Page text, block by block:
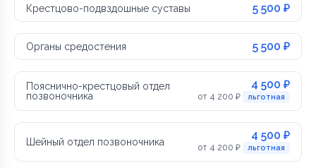
Крестцово-подвздошные суставы 5 500 ₽
Органы средостения 5 500 ₽
Пояснично-крестцовый отдел
позвоночника
4 500 ₽
от 4 200 ₽ льготная
Шейный отдел позвоночника 4 500 ₽
от 4 200 ₽ льготная